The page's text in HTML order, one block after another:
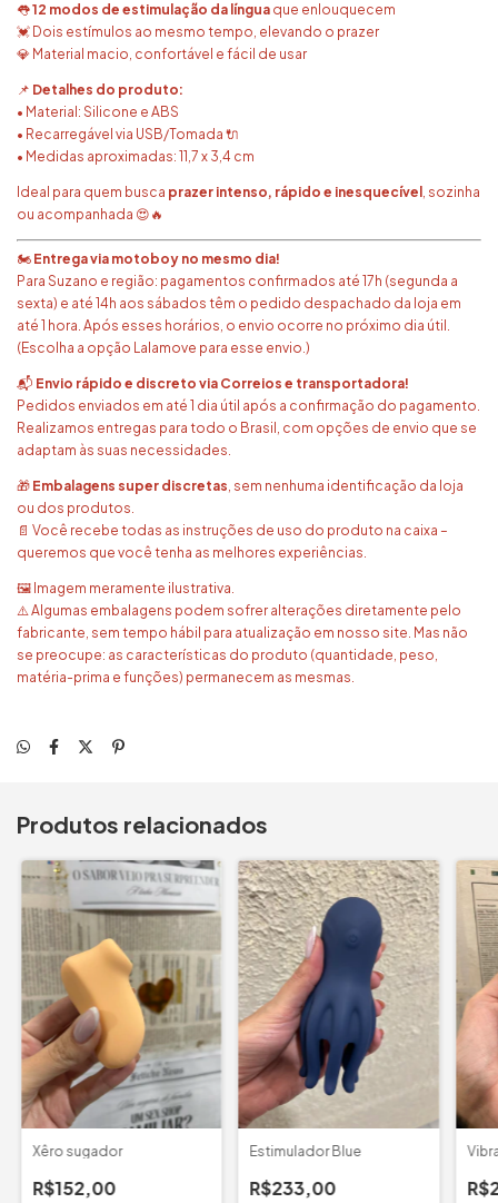
👅12 modos de estimulação da língua que enlouquecem
💓 Dois estímulos ao mesmo tempo, elevando o prazer
💎 Material macio, confortável e fácil de usar
📌 Detalhes do produto:
• Material: Silicone e ABS
• Recarregável via USB/Tomada 🔌
• Medidas aproximadas: 11,7 x 3,4 cm
Ideal para quem busca prazer intenso, rápido e inesquecível , sozinha
ou acompanhada 😍🔥
🏍️ Entrega via motoboy no mesmo dia!
Para Suzano e região: pagamentos confirmados até 17h (segunda a
sexta) e até 14h aos sábados têm o pedido despachado da loja em
até 1 hora. Após esses horários, o envio ocorre no próximo dia útil.
(Escolha a opção Lalamove para esse envio.)
📬 Envio rápido e discreto via Correios e transportadora!
Pedidos enviados em até 1 dia útil após a confirmação do pagamento.
Realizamos entregas para todo o Brasil, com opções de envio que se
adaptam às suas necessidades.
🎁 Embalagens super discretas, sem nenhuma identificação da loja
ou dos produtos.
📄 Você recebe todas as instruções de uso do produto na caixa –
queremos que você tenha as melhores experiências.
🖼️ Imagem meramente ilustrativa.
⚠️ Algumas embalagens podem sofrer alterações diretamente pelo
fabricante, sem tempo hábil para atualização em nosso site. Mas não
se preocupe: as características do produto (quantidade, peso,
matéria-prima e funções) permanecem as mesmas.
Produtos relacionados
Xêro sugador
R$152,00
Estimulador Blue
R$233,00